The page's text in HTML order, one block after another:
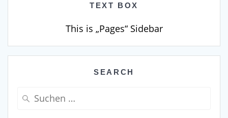
TEXT BOX
This is „Pages“ Sidebar
SEARCH